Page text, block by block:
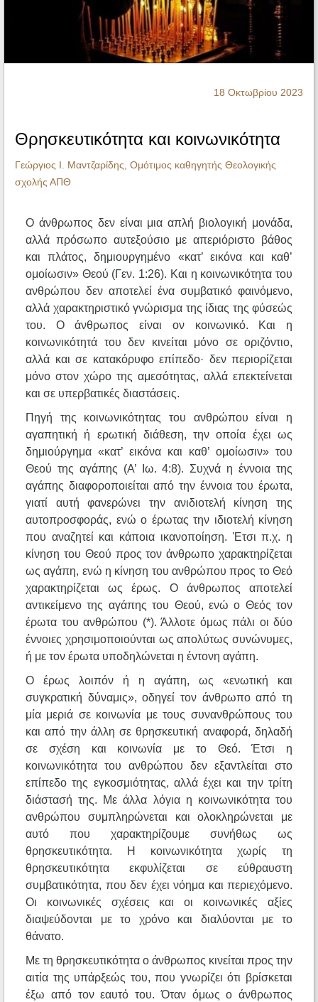
18 Οκτωβρίου 2023
Θρησκευτικότητα και κοινωνικότητα
Γεώργιος Ι. Μαντζαρίδης, Ομότιμος καθηγητής Θεολογικής
σχολής ΑΠΘ
Ο άνθρωπος δεν είναι μια απλή βιολογική μονάδα,
αλλά πρόσωπο αυτεξούσιο με απεριόριστο βάθος
και πλάτος, δημιουργημένο «κατ’ εικόνα και καθ’
ομοίωσιν» Θεού (Γεν. 1:26). Και η κοινωνικότητα του
ανθρώπου δεν αποτελεί ένα συμβατικό φαινόμενο,
αλλά χαρακτηριστικό γνώρισμα της ίδιας της φύσεώς
του. Ο άνθρωπος είναι ον κοινωνικό. Και η
κοινωνικότητά του δεν κινείται μόνο σε οριζόντιο,
αλλά και σε κατακόρυφο επίπεδο· δεν περιορίζεται
μόνο στον χώρο της αμεσότητας, αλλά επεκτείνεται
και σε υπερβατικές διαστάσεις.
Πηγή της κοινωνικότητας του ανθρώπου είναι η
αγαπητική ή ερωτική διάθεση, την οποία έχει ως
δημιούργημα «κατ’ εικόνα και καθ’ ομοίωσιν» του
Θεού της αγάπης (Α’ Ιω. 4:8). Συχνά η έννοια της
αγάπης διαφοροποιείται από την έννοια του έρωτα,
γιατί αυτή φανερώνει την ανιδιοτελή κίνηση της
αυτοπροσφοράς, ενώ ο έρωτας την ιδιοτελή κίνηση
που αναζητεί και κάποια ικανοποίηση. Έτσι π.χ. η
κίνηση του Θεού προς τον άνθρωπο χαρακτηρίζεται
ως αγάπη, ενώ η κίνηση του ανθρώπου προς το Θεό
χαρακτηρίζεται ως έρως. Ο άνθρωπος αποτελεί
αντικείμενο της αγάπης του Θεού, ενώ ο Θεός τον
έρωτα του ανθρώπου (*). Άλλοτε όμως πάλι οι δύο
έννοιες χρησιμοποιούνται ως απολύτως συνώνυμες,
ή με τον έρωτα υποδηλώνεται η έντονη αγάπη.
Ο έρως λοιπόν ή η αγάπη, ως «ενωτική και
συγκρατική δύναμις», οδηγεί τον άνθρωπο από τη
μία μεριά σε κοινωνία με τους συνανθρώπους του
και από την άλλη σε θρησκευτική αναφορά, δηλαδή
σε σχέση και κοινωνία με το Θεό. Έτσι η
κοινωνικότητα του ανθρώπου δεν εξαντλείται στο
επίπεδο της εγκοσμιότητας, αλλά έχει και την τρίτη
διάστασή της. Με άλλα λόγια η κοινωνικότητα του
ανθρώπου συμπληρώνεται και ολοκληρώνεται με
αυτό που χαρακτηρίζουμε συνήθως ως
θρησκευτικότητα. Η κοινωνικότητα χωρίς τη
θρησκευτικότητα εκφυλίζεται σε εύθραυστη
συμβατικότητα, που δεν έχει νόημα και περιεχόμενο.
Οι κοινωνικές σχέσεις και οι κοινωνικές αξίες
διαψεύδονται με το χρόνο και διαλύονται με το
θάνατο.
Με τη θρησκευτικότητα ο άνθρωπος κινείται προς την
αιτία της υπάρξεώς του, που γνωρίζει ότι βρίσκεται
έξω από τον εαυτό του. Όταν όμως ο άνθρωπος